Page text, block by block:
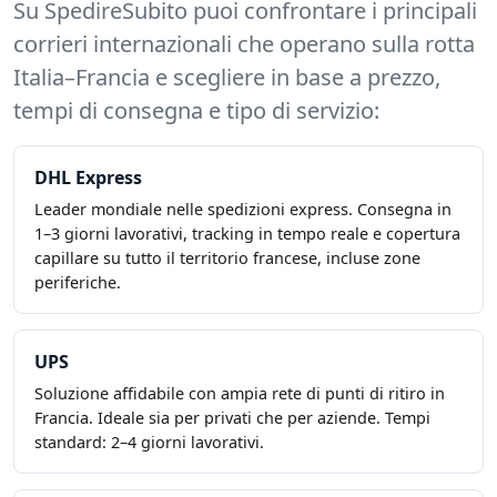
Su SpedireSubito puoi confrontare i principali
corrieri internazionali che operano sulla rotta
Italia–Francia e scegliere in base a prezzo,
tempi di consegna e tipo di servizio:
DHL Express
Leader mondiale nelle spedizioni express. Consegna in
1–3 giorni lavorativi, tracking in tempo reale e copertura
capillare su tutto il territorio francese, incluse zone
periferiche.
UPS
Soluzione affidabile con ampia rete di punti di ritiro in
Francia. Ideale sia per privati che per aziende. Tempi
standard: 2–4 giorni lavorativi.